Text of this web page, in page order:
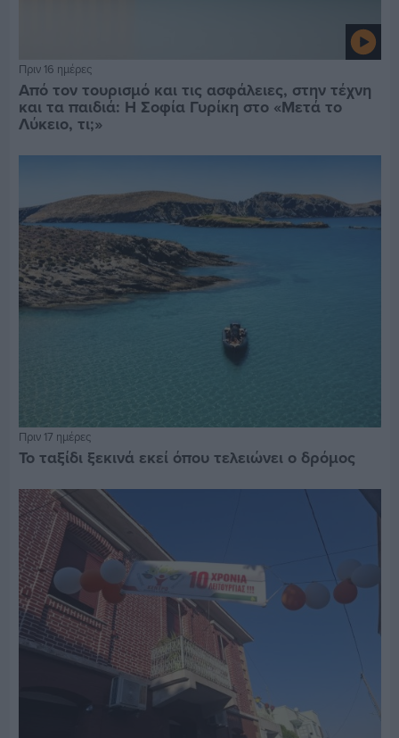
Πριν 16 ημέρες
Από τον τουρισμό και τις ασφάλειες, στην τέχνη
και τα παιδιά: Η Σοφία Γυρίκη στο «Μετά το
Λύκειο, τι;»
Πριν 17 ημέρες
Το ταξίδι ξεκινά εκεί όπου τελειώνει ο δρόμος